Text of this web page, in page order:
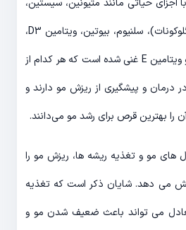
اجزای حیاتی مانند متیونین، سیستین،
روی، اسید فولیک، مس (گلوکونات)، سلنیوم، بیوتین، ویتامین D3،
ویتامین B6، ویتامین B5 و ویتامین E غنی شده است که هر کدام از
درمان و پیشگیری از ریزش مو دارند و
را بهترین قرص برای رشد مو می‌دانند.
های مو و تغذیه ریشه ها، ریزش مو را
می دهد. شایان ذکر است که تغذیه
می تواند باعث ضعیف شدن مو و